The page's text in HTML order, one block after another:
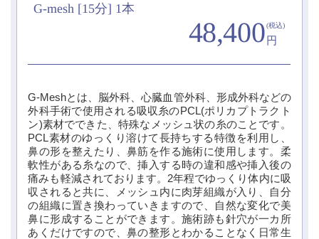
G-mesh [15分] 1本
48,400 (税込)
円
G-Meshとは、脳外科、心臓血管外科、形成外科などの
外科手術で使用される吸収糸のPCL(ポリカプトラクト
ン)素材でできた、特殊なメッシュ状の糸のことです。
PCL素材のゆっくり溶けて長持ちする特徴を利用し、
鼻の形を整えたり、鼻筋を作る施術に使用します。柔
軟性がある糸なので、挿入する時の違和感や挿入後の
痛みも軽減されております。2年程でゆっくり体内に吸
収されると共に、メッシュ内に肉芽組織が入り、自分
の組織に置き換わっていきますので、自然な変化で美
鼻に形成することができます。施術跡も針穴が一カ所
あくだけですので、鼻の整形とわかることなく日常生